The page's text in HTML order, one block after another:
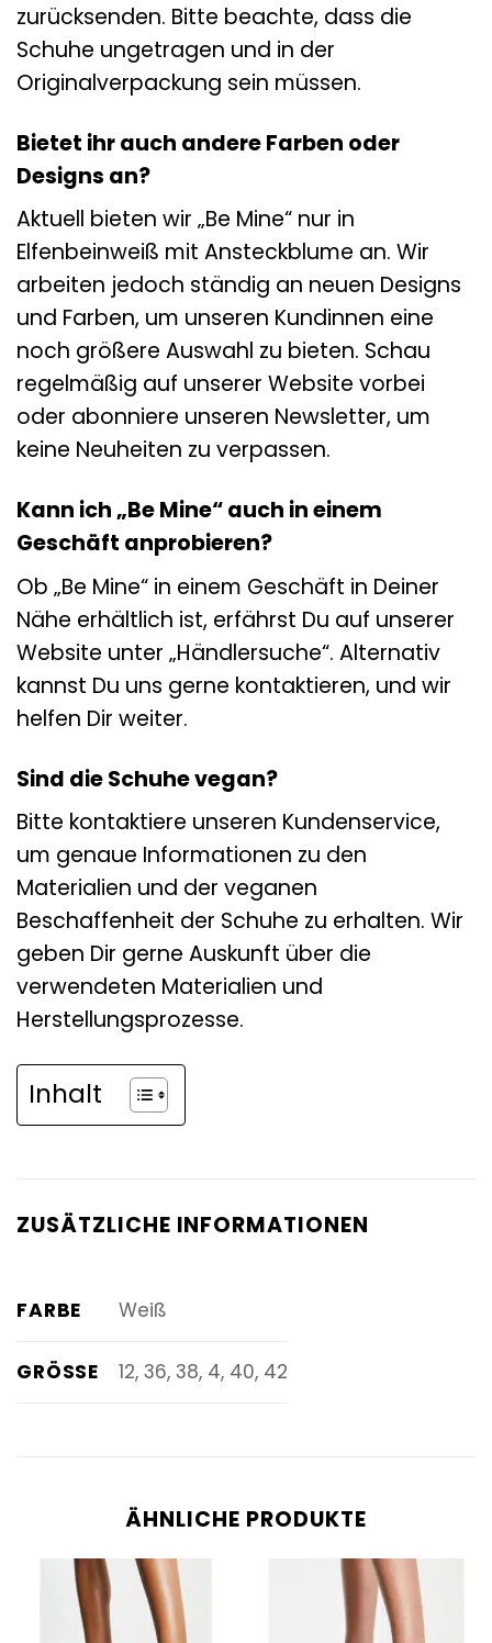
zurücksenden. Bitte beachte, dass die
Schuhe ungetragen und in der
Originalverpackung sein müssen.
Bietet ihr auch andere Farben oder
Designs an?
Aktuell bieten wir „Be Mine“ nur in
Elfenbeinweiß mit Ansteckblume an. Wir
arbeiten jedoch ständig an neuen Designs
und Farben, um unseren Kundinnen eine
noch größere Auswahl zu bieten. Schau
regelmäßig auf unserer Website vorbei
oder abonniere unseren Newsletter, um
keine Neuheiten zu verpassen.
Kann ich „Be Mine“ auch in einem
Geschäft anprobieren?
Ob „Be Mine“ in einem Geschäft in Deiner
Nähe erhältlich ist, erfährst Du auf unserer
Website unter „Händlersuche“. Alternativ
kannst Du uns gerne kontaktieren, und wir
helfen Dir weiter.
Sind die Schuhe vegan?
Bitte kontaktiere unseren Kundenservice,
um genaue Informationen zu den
Materialien und der veganen
Beschaffenheit der Schuhe zu erhalten. Wir
geben Dir gerne Auskunft über die
verwendeten Materialien und
Herstellungsprozesse.
Inhalt
ZUSÄTZLICHE INFORMATIONEN
FARBE Weiß
GRÖSSE 12, 36, 38, 4, 40, 42
ÄHNLICHE PRODUKTE